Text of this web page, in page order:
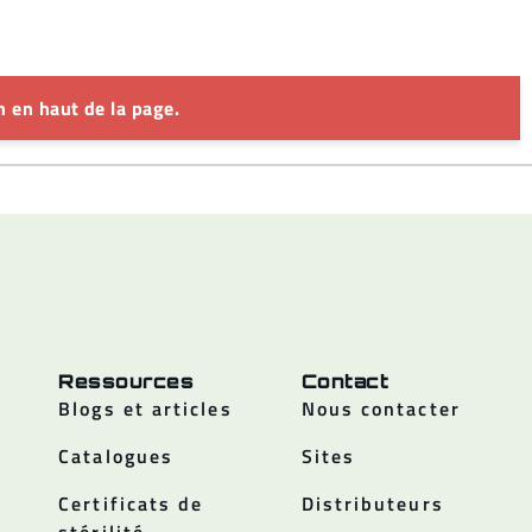
haut de la page.
Ressources
Blogs et articles
Catalogues
Certificats de
Contact
Nous contacter
Sites
Distributeurs